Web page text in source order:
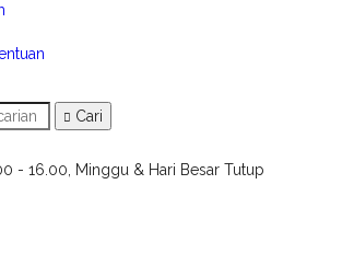
Cari
- 16.00, Minggu & Hari Besar Tutup